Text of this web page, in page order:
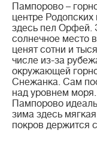
Пампорово –
центре
здесь пел Орфей.
солнечное место
ценят сотни и
числе из-за
окружающей
Снежанка. Сам
над уровнем
Пампорово
зима здесь
покров держится